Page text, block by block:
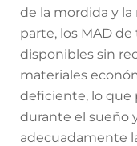
de la mordida y
parte, los MAD
disponibles sin
materiales
deficiente, lo que
durante el sueño
adecuadamente